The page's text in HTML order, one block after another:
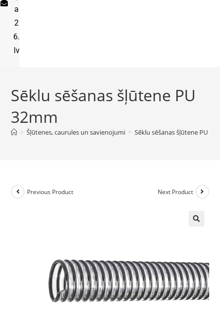
a
2
6.
lv
Sēklu sēšanas šļūtene PU
32mm
> Šļūtenes, caurules un savienojumi > Sēklu sēšanas šļūtene PU
Previous Product Next Product